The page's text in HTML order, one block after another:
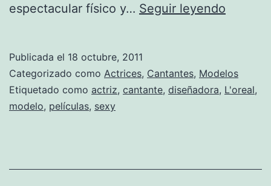
espectacular físico y… Seguir leyendo
pérfida
dama
Publicada el 18 octubre, 2011
Categorizado como Actrices, Cantantes, Modelos
Etiquetado como actriz, cantante, diseñadora, L'oreal,
modelo, películas, sexy